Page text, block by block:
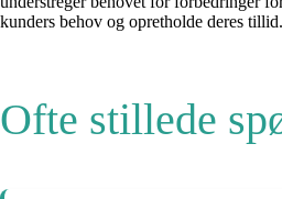
kunders behov og opretholde deres tillid.
Ofte stillede